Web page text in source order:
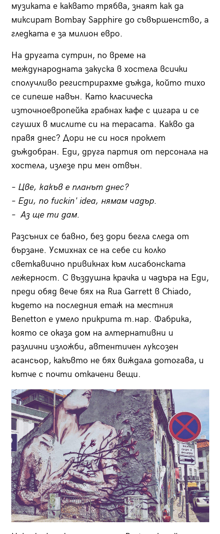
музиката е каквато трябва, знаят как да
миксират Bombay Sapphire до съвършенство, а
гледката е за милион евро.
На другата сутрин, по време на
международната закуска в хостела всички
сполучливо регистрирахме дъжда, който тихо
се сипеше навън. Като класическа
източноевропейка грабнах кафе с цигара и се
сгуших в мислите си на терасата. Какво да
правя днес? Дори не си нося проклет
дъждобран. Еди, друга партия от персонала на
хостела, излезе при мен отвън.
– Цве, какъв е планът днес?
– Еди, no fuckin' idea, нямам чадър.
– Аз ще ти дам.
Разсъних се бавно, без дори бегла следа от
бързане. Усмихнах се на себе си колко
светкавично привикнах към лисабонската
лежерност. С въздушна крачка и чадъра на Еди,
преди обяд вече бях на Rua Garrett в Chiado,
където на последния етаж на местния
Benetton е умело прикрита т.нар. Фабрика,
която се оказа дом на алтернативни и
различни изложби, автентичен луксозен
асансьор, какъвто не бях виждала дотогава, и
кътче с почти откачени вещи.